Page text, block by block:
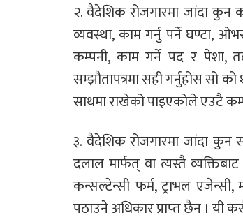
२. वैदेशिक रोजगारमा जांदा कुन
व्यवस्था, काम गर्नु पर्ने घण्टा,
कम्पनी, काम गर्ने पद र पेशा,
सम्झौतापत्रमा सही गर्नुहोस सो
साथमा राखेको पाइएकोले एउटै
३. वैदेशिक रोजगारमा जांदा कुन
दलाल मार्फत् वा त्यस्तै
कन्सल्टेन्सी फर्म, ट्राभल
पठाउने अधिकार प्राप्‍त छैन । यी